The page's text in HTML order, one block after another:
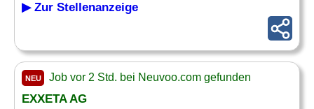
▶ Zur Stellenanzeige
NEU Job vor 2 Std. bei Neuvoo.com gefunden
EXXETA AG